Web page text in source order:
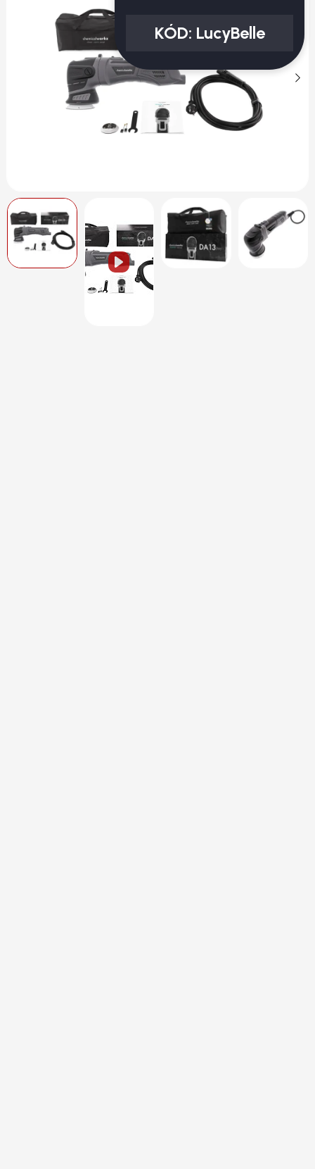
KÓD: LucyBelle